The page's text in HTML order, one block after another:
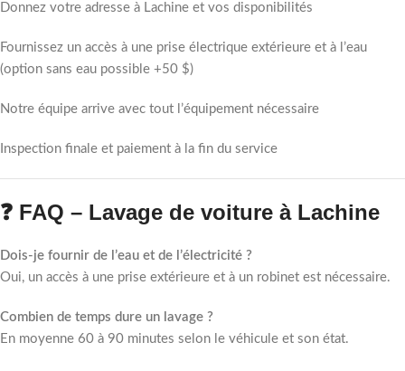
Donnez votre adresse à Lachine et vos disponibilités
Fournissez un accès à une prise électrique extérieure et à l’eau
(option sans eau possible +50 $)
Notre équipe arrive avec tout l’équipement nécessaire
Inspection finale et paiement à la fin du service
❓ FAQ – Lavage de voiture à Lachine
Dois-je fournir de l’eau et de l’électricité ?
Oui, un accès à une prise extérieure et à un robinet est nécessaire.
Combien de temps dure un lavage ?
En moyenne 60 à 90 minutes selon le véhicule et son état.